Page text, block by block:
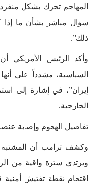
المهاجم تحرك بشكل
سؤال مباشر بشأن ما إذا
ذلك”.
وأكد الرئيس الأمريكي
السياسية، مشدداً على
إيران”، في إشارة إلى
الخارجية.
تفاصيل الهجوم وإصابة
وكشف ترامب أن المشتبه
ويرتدي سترة واقية من
اقتحام نقطة تفتيش